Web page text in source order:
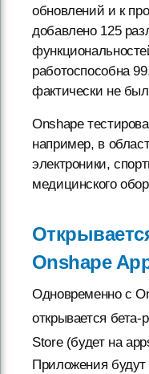
обновлений и к
добавлено 125
работоспособна
фактически не
Onshape
например, в
электроники,
медицинского
Onshape
Одновременно с
открывается бета-
Store (будет на
Приложения